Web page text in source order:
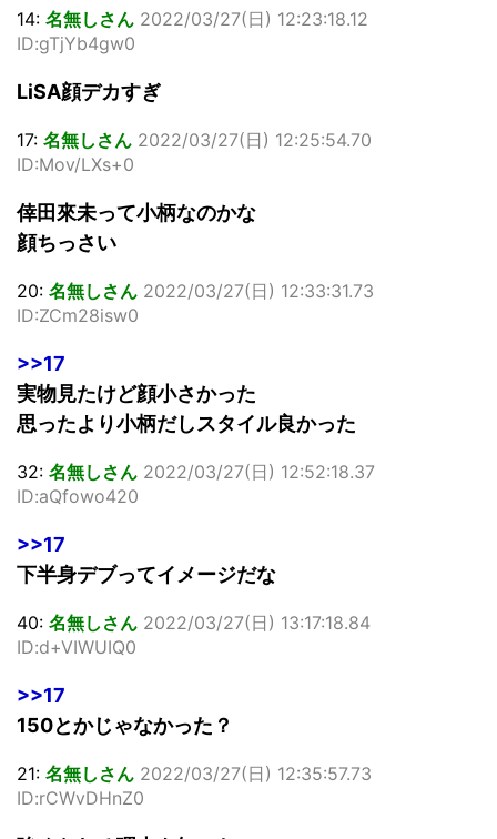
14: 名無しさん 2022/03/27(日) 12:23:18.12
ID:gTjYb4gw0
LiSA顔デカすぎ
17: 名無しさん 2022/03/27(日) 12:25:54.70
ID:Mov/LXs+0
倖田來未って小柄なのかな
顔ちっさい
20: 名無しさん 2022/03/27(日) 12:33:31.73
ID:ZCm28isw0
>>17
実物見たけど顔小さかった
思ったより小柄だしスタイル良かった
32: 名無しさん 2022/03/27(日) 12:52:18.37
ID:aQfowo420
>>17
下半身デブってイメージだな
40: 名無しさん 2022/03/27(日) 13:17:18.84
ID:d+VIWUIQ0
>>17
150とかじゃなかった？
21: 名無しさん 2022/03/27(日) 12:35:57.73
ID:rCWvDHnZ0